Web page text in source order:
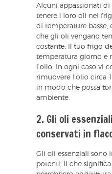
Alcuni appassionati di
tenere i loro oli nel
di temperature basse,
che gli oli vengano
costante. Il tuo frigo
temperatura giorno e
l’olio. In ogni caso vi
rimuovere l’olio circa
in modo che possa
ambiente.
2. Gli oli
conservati in
Gli oli essenziali sono
potenti, il che